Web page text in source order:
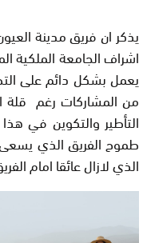
يذكر ان فريق مدينة
اشراف الجامعة الملكية
يعمل بشكل دائم على
من المشاركات رغم قلة
التأطير والتكوين في
طموح الفريق الذي
الذي لازال عائقا امام